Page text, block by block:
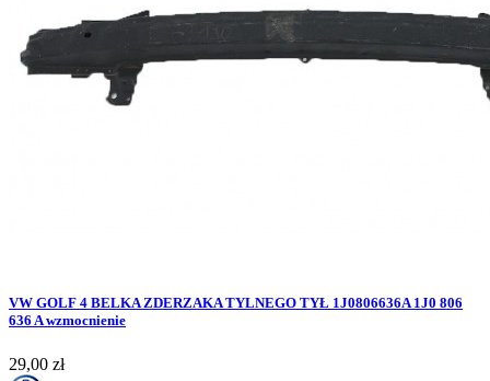
VW GOLF 4 BELKA ZDERZAKA TYLNEGO TYŁ 1J0806636A 1J0 806
636 A wzmocnienie
Cena
29,00 zł